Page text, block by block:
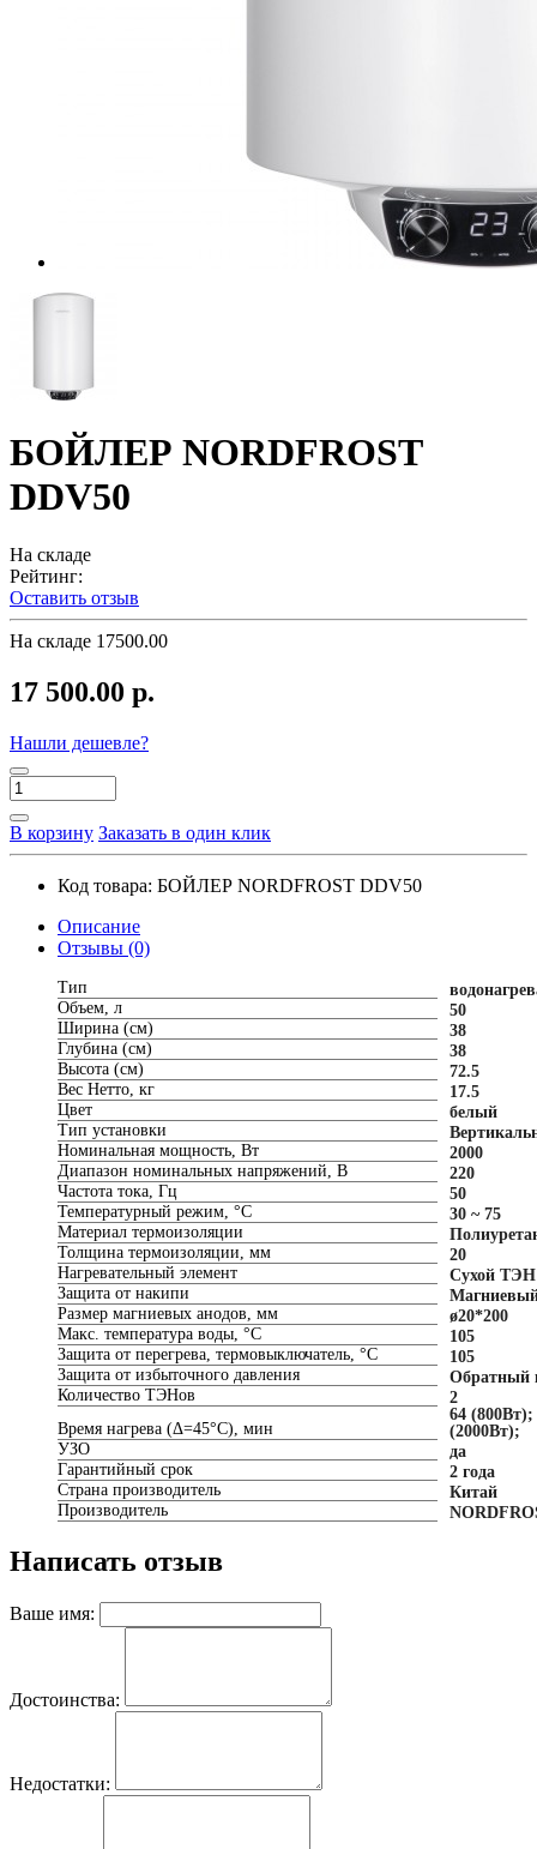
БОЙЛЕР NORDFROST
DDV50
На складе
Рейтинг:
Оставить отзыв
На складе 17500.00
17 500.00 р.
Нашли дешевле?
В корзину Заказать в один клик
Код товара: БОЙЛЕР NORDFROST DDV50
Описание
Отзывы (0)
Тип
Объем, л
50
Ширина (см)
38
Глубина (см)
38
Высота (см)
72.5
Вес Нетто, кг
17.5
Цвет
белый
Тип установки
Номинальная мощность, Вт
2000
Диапазон номинальных напряжений, В
220
Частота тока, Гц
50
Температурный режим, °С
30 ~ 75
Материал термоизоляции
Толщина термоизоляции, мм
20
Нагревательный элемент
Сухой ТЭН
Защита от накипи
Размер магниевых анодов, мм
ø20*200
Макс. температура воды, °C
105
Защита от перегрева, термовыключатель, °C
105
Защита от избыточного давления
Обратный
Количество ТЭНов
2
Время нагрева (Δ=45°C), мин
64 (800Вт);
(2000Вт);
УЗО
да
Гарантийный срок
2 года
Страна производитель
Китай
Производитель
Написать отзыв
Ваше имя:
Достоинства:
Недостатки: